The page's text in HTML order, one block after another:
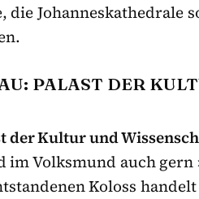
Johanneskathedrale
PALAST DER
der Kultur und
Volksmund auch gern
Koloss